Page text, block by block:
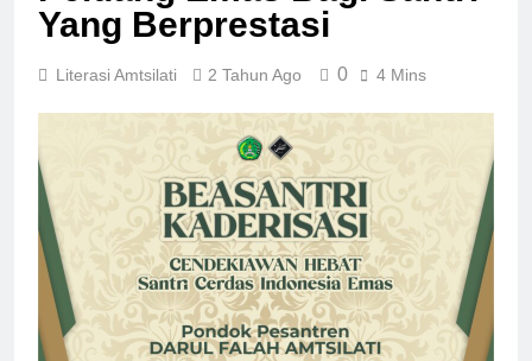
Yang Berprestasi
Literasi Amtsilati 2 Tahun Ago 0 4 Mins